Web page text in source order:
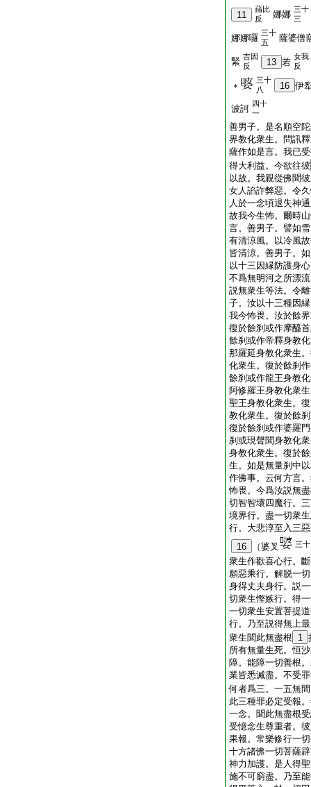
11
蒱比
反
娜娜 三十
三
娜娜囉 三十
五
薩婆僧
緊 吉因
反
13 若
女我
反
＊
三十
八
16 伊
波訶 四十
一
善男子。是名順空
界教化衆生。問訊
薩作如是言。我已
得大利益。今欲往彼
以故。我親從佛聞
女人諂詐弊惡。令
人於一念頃退失神
故我今生怖。爾時
言。善男子。譬如
有清涼風。以冷風
皆清涼。善男子。
以十三因縁防護身
不爲無明河之所漂
説無衆生等法。令
子。汝以十三種因
我今怖畏。汝於餘
復於餘刹或作摩醯
餘刹或作帝釋身教
那羅延身教化衆生
化衆生。復於餘刹
餘刹或作龍王身教
阿修羅王身教化衆
聖王身教化衆生。
教化衆生。復於餘
復於餘刹或作婆羅
刹或現聲聞身教化
身教化衆生。復於
生。如是無量刹中
作佛事。云何方言
怖畏。今爲汝説無
切智智壞四魔行。
境界行。盡一切衆
行。大悲淳至入三
16
（婆叉 三
衆生作歡喜心行。
願惡乘行。解脱一
身得丈夫身行。説
切衆生慳嫉行。得
一切衆生安置菩提
行。乃至説得無上
衆生聞此無盡根
1
所有無量生死。恒
障。能障一切善根
業皆悉滅盡。不受
何者爲三。一五無
此三種罪必定受報
一念。聞此無盡根
受憶念生尊重者。
果報。常樂修行一
十方諸佛一切菩薩
神力加護。是人得
施不可窮盡。乃至